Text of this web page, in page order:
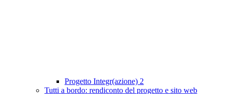
Progetto Integr(azione) 2
Tutti a bordo: rendiconto del progetto e sito web